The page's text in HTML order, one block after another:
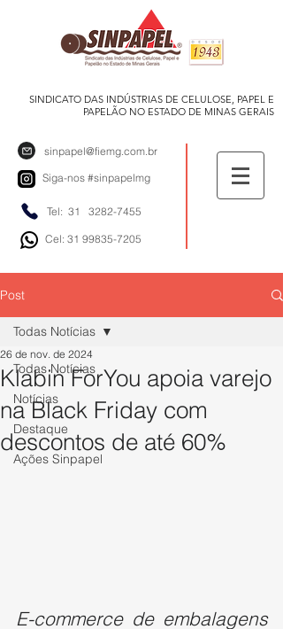
SINDICATO DAS INDÚSTRIAS DE CELULOSE, PAPEL E
PAPELÃO NO ESTADO DE MINAS GERAIS
sinpapel@fiemg.com.br
Siga-nos #sinpapelmg
Tel: 31 3282-7455
Cel: 31 99835-7205
Post
Todas Notícias
Notícias
Destaque
Ações Sinpapel
Todas Notícias
Klabin ForYou apoia varejo
na Black Friday com
descontos de até 60%
26 de nov. de 2024
E-commerce de embalagens